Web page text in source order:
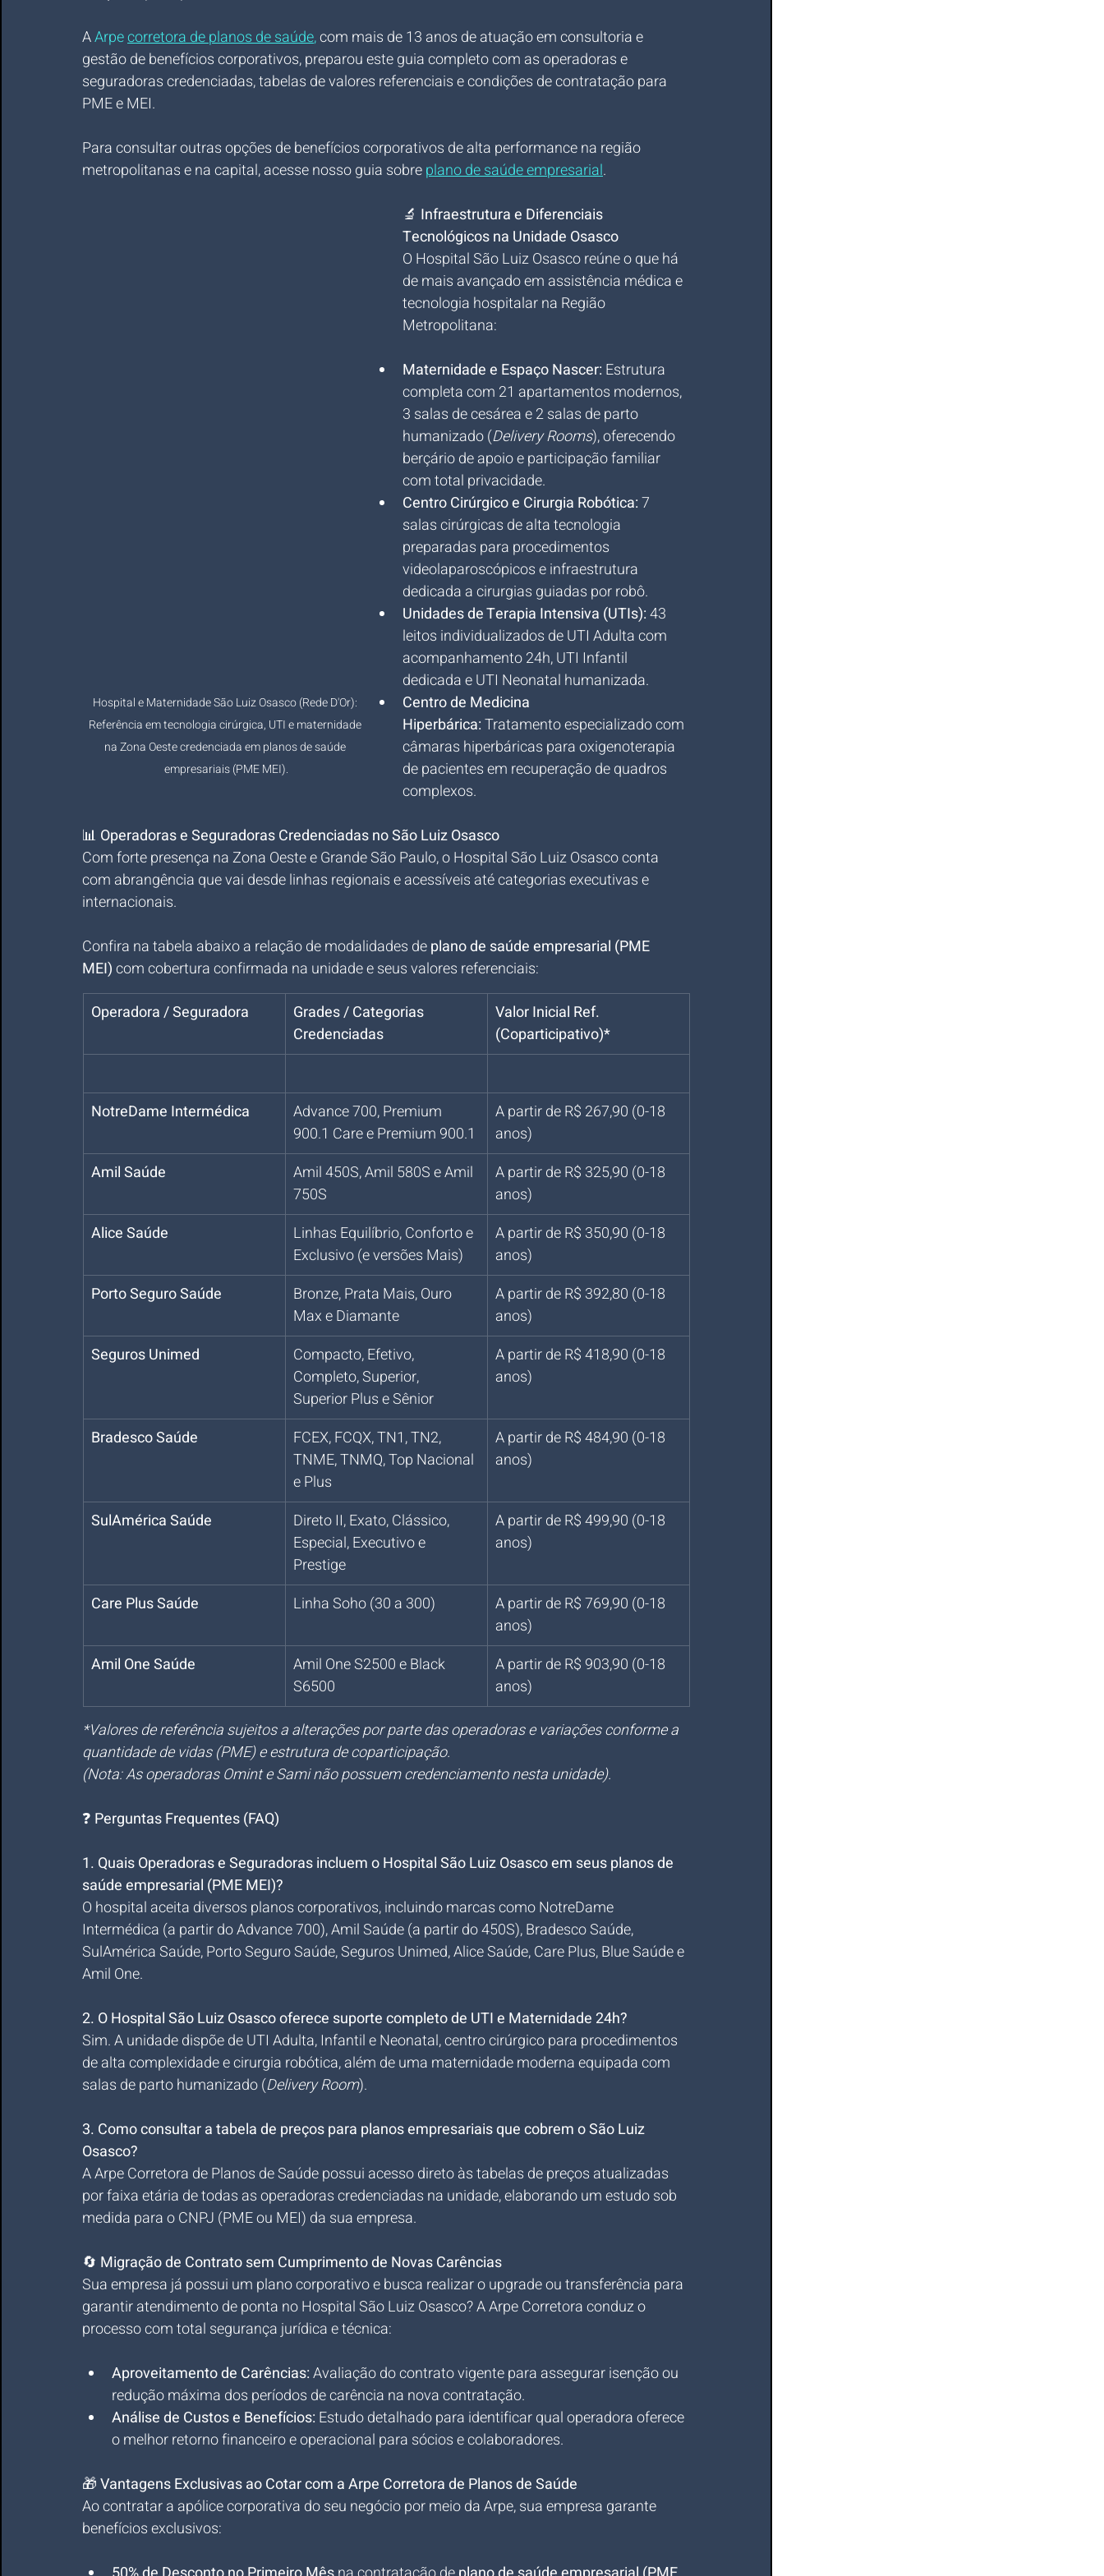
A Arpe corretora de planos de saúde, com mais de 13 anos de atuação em consultoria e
gestão de benefícios corporativos, preparou este guia completo com as operadoras e
seguradoras credenciadas, tabelas de valores referenciais e condições de contratação para
PME e MEI.
Para consultar outras opções de benefícios corporativos de alta performance na região
metropolitanas e na capital, acesse nosso guia sobre plano de saúde empresarial.
Hospital e Maternidade São Luiz Osasco (Rede D'Or):
Referência em tecnologia cirúrgica, UTI e maternidade
na Zona Oeste credenciada em planos de saúde
empresariais (PME MEI).
🔬 Infraestrutura e Diferenciais
Tecnológicos na Unidade Osasco
O Hospital São Luiz Osasco reúne o que há
de mais avançado em assistência médica e
tecnologia hospitalar na Região
Metropolitana:
Maternidade e Espaço Nascer: Estrutura
completa com 21 apartamentos modernos,
3 salas de cesárea e 2 salas de parto
humanizado (Delivery Rooms), oferecendo
berçário de apoio e participação familiar
com total privacidade.
Centro Cirúrgico e Cirurgia Robótica: 7
salas cirúrgicas de alta tecnologia
preparadas para procedimentos
videolaparoscópicos e infraestrutura
dedicada a cirurgias guiadas por robô.
Unidades de Terapia Intensiva (UTIs): 43
leitos individualizados de UTI Adulta com
acompanhamento 24h, UTI Infantil
dedicada e UTI Neonatal humanizada.
Centro de Medicina
Hiperbárica: Tratamento especializado com
câmaras hiperbáricas para oxigenoterapia
de pacientes em recuperação de quadros
complexos.
📊 Operadoras e Seguradoras Credenciadas no São Luiz Osasco
Com forte presença na Zona Oeste e Grande São Paulo, o Hospital São Luiz Osasco conta
com abrangência que vai desde linhas regionais e acessíveis até categorias executivas e
internacionais.
Confira na tabela abaixo a relação de modalidades de plano de saúde empresarial (PME
MEI) com cobertura confirmada na unidade e seus valores referenciais:
Operadora / Seguradora
Grades / Categorias
Credenciadas
Valor Inicial Ref.
(Coparticipativo)*
NotreDame Intermédica
Advance 700, Premium
900.1 Care e Premium 900.1
A partir de R$ 267,90 (0-18
anos)
Amil Saúde
Amil 450S, Amil 580S e Amil
750S
A partir de R$ 325,90 (0-18
anos)
Alice Saúde
Linhas Equilíbrio, Conforto e
Exclusivo (e versões Mais)
A partir de R$ 350,90 (0-18
anos)
Porto Seguro Saúde
Bronze, Prata Mais, Ouro
Max e Diamante
A partir de R$ 392,80 (0-18
anos)
Seguros Unimed
Compacto, Efetivo,
Completo, Superior,
Superior Plus e Sênior
A partir de R$ 418,90 (0-18
anos)
Bradesco Saúde
FCEX, FCQX, TN1, TN2,
TNME, TNMQ, Top Nacional
e Plus
A partir de R$ 484,90 (0-18
anos)
SulAmérica Saúde
Direto II, Exato, Clássico,
Especial, Executivo e
Prestige
A partir de R$ 499,90 (0-18
anos)
Care Plus Saúde Linha Soho (30 a 300)
A partir de R$ 769,90 (0-18
anos)
Amil One Saúde
Amil One S2500 e Black
S6500
A partir de R$ 903,90 (0-18
anos)
*Valores de referência sujeitos a alterações por parte das operadoras e variações conforme a
quantidade de vidas (PME) e estrutura de coparticipação.
(Nota: As operadoras Omint e Sami não possuem credenciamento nesta unidade).
❓ Perguntas Frequentes (FAQ)
1. Quais Operadoras e Seguradoras incluem o Hospital São Luiz Osasco em seus planos de
saúde empresarial (PME MEI)?
O hospital aceita diversos planos corporativos, incluindo marcas como NotreDame
Intermédica (a partir do Advance 700), Amil Saúde (a partir do 450S), Bradesco Saúde,
SulAmérica Saúde, Porto Seguro Saúde, Seguros Unimed, Alice Saúde, Care Plus, Blue Saúde e
Amil One.
2. O Hospital São Luiz Osasco oferece suporte completo de UTI e Maternidade 24h?
Sim. A unidade dispõe de UTI Adulta, Infantil e Neonatal, centro cirúrgico para procedimentos
de alta complexidade e cirurgia robótica, além de uma maternidade moderna equipada com
salas de parto humanizado (Delivery Room).
3. Como consultar a tabela de preços para planos empresariais que cobrem o São Luiz
Osasco?
A Arpe Corretora de Planos de Saúde possui acesso direto às tabelas de preços atualizadas
por faixa etária de todas as operadoras credenciadas na unidade, elaborando um estudo sob
medida para o CNPJ (PME ou MEI) da sua empresa.
🔄 Migração de Contrato sem Cumprimento de Novas Carências
Sua empresa já possui um plano corporativo e busca realizar o upgrade ou transferência para
garantir atendimento de ponta no Hospital São Luiz Osasco? A Arpe Corretora conduz o
processo com total segurança jurídica e técnica:
Aproveitamento de Carências: Avaliação do contrato vigente para assegurar isenção ou
redução máxima dos períodos de carência na nova contratação.
Análise de Custos e Benefícios: Estudo detalhado para identificar qual operadora oferece
o melhor retorno financeiro e operacional para sócios e colaboradores.
🎁 Vantagens Exclusivas ao Cotar com a Arpe Corretora de Planos de Saúde
Ao contratar a apólice corporativa do seu negócio por meio da Arpe, sua empresa garante
benefícios exclusivos: